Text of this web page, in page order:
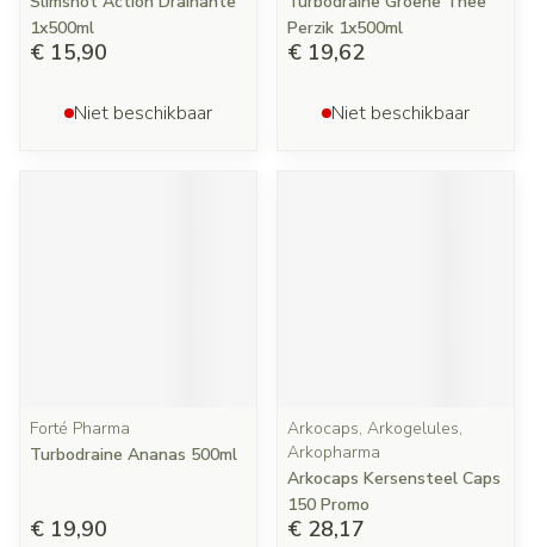
1x500ml
€ 15,90
Niet beschikbaar
Perzik 1x500ml
€ 19,62
Niet beschikbaar
Forté Pharma
Turbodraine Ananas 500ml
€ 19,90
Arkocaps, Arkogelules,
Arkopharma
Arkocaps Kersensteel Caps
150 Promo
€ 28,17